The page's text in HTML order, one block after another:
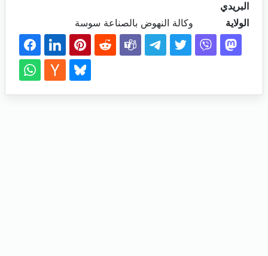
البريدي
الولاية
وكالة النهوض بالصناعة سوسة